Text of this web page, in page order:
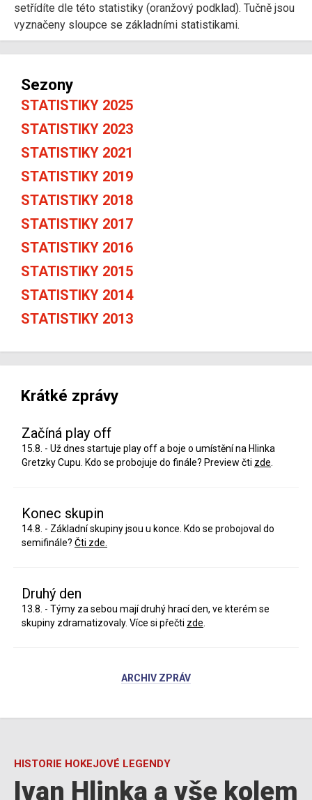
setřídíte dle této statistiky (oranžový podklad). Tučně jsou
vyznačeny sloupce se základními statistikami.
Sezony
STATISTIKY 2025
STATISTIKY 2023
STATISTIKY 2021
STATISTIKY 2019
STATISTIKY 2018
STATISTIKY 2017
STATISTIKY 2016
STATISTIKY 2015
STATISTIKY 2014
STATISTIKY 2013
Krátké zprávy
Začíná play off
15.8. - Už dnes startuje play off a boje o umístění na Hlinka
Gretzky Cupu. Kdo se probojuje do finále? Preview čti zde
Konec skupin
14.8. - Základní skupiny jsou u konce. Kdo se probojoval do
semifinále? Čti zde.
Druhý den
13.8. - Týmy za sebou mají druhý hrací den, ve kterém se
skupiny zdramatizovaly. Více si přečti zde
ARCHIV ZPRÁV
HISTORIE HOKEJOVÉ LEGENDY
Ivan Hlinka a vše kolem